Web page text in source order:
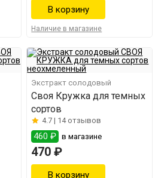
Наличие в магазине
Экстракт солодовый
Своя Кружка для темных
сортов
4.7 | 14 отзывов
460 ₽ в магазине
470 ₽